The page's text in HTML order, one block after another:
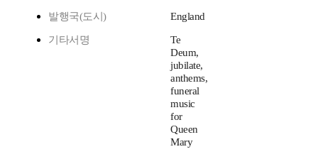
발행국(도시) England
기타서명
Te
Deum,
jubilate,
anthems,
funeral
music
for
Queen
Mary